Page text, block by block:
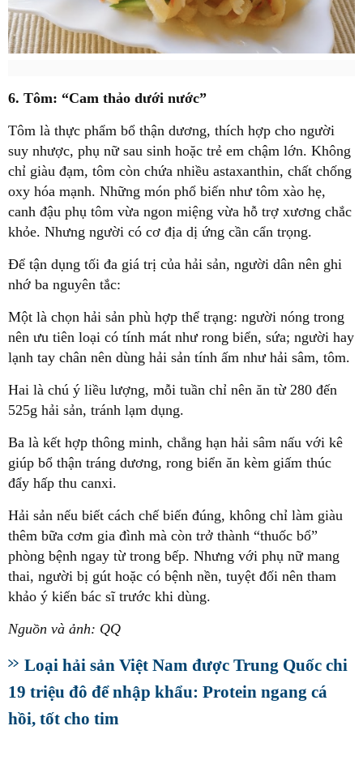
6. Tôm: “Cam thảo dưới nước”
Tôm là thực phẩm bổ thận dương, thích hợp cho người
suy nhược, phụ nữ sau sinh hoặc trẻ em chậm lớn. Không
chỉ giàu đạm, tôm còn chứa nhiều astaxanthin, chất chống
oxy hóa mạnh. Những món phổ biến như tôm xào hẹ,
canh đậu phụ tôm vừa ngon miệng vừa hỗ trợ xương chắc
khỏe. Nhưng người có cơ địa dị ứng cần cẩn trọng.
Để tận dụng tối đa giá trị của hải sản, người dân nên ghi
nhớ ba nguyên tắc:
Một là chọn hải sản phù hợp thể trạng: người nóng trong
nên ưu tiên loại có tính mát như rong biển, sứa; người hay
lạnh tay chân nên dùng hải sản tính ấm như hải sâm, tôm.
Hai là chú ý liều lượng, mỗi tuần chỉ nên ăn từ 280 đến
525g hải sản, tránh lạm dụng.
Ba là kết hợp thông minh, chẳng hạn hải sâm nấu với kê
giúp bổ thận tráng dương, rong biển ăn kèm giấm thúc
đẩy hấp thu canxi.
Hải sản nếu biết cách chế biến đúng, không chỉ làm giàu
thêm bữa cơm gia đình mà còn trở thành “thuốc bổ”
phòng bệnh ngay từ trong bếp. Nhưng với phụ nữ mang
thai, người bị gút hoặc có bệnh nền, tuyệt đối nên tham
khảo ý kiến bác sĩ trước khi dùng.
Nguồn và ảnh: QQ
Loại hải sản Việt Nam được Trung Quốc chi
19 triệu đô để nhập khẩu: Protein ngang cá
hồi, tốt cho tim